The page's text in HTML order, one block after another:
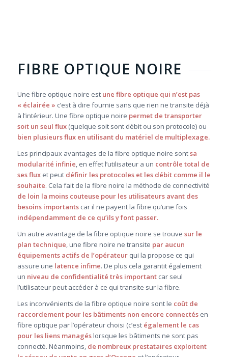
FIBRE OPTIQUE NOIRE
Une fibre optique noire est une fibre optique qui n’est pas
« éclairée » c’est à dire fournie sans que rien ne transite déjà
à l’intérieur. Une fibre optique noire permet de transporter
soit un seul flux(quelque soit sont débit ou son protocole) ou
bien plusieurs flux en utilisant du matériel de multiplexage.
Les principaux avantages de la fibre optique noire sontsa
modularité infinie, en effet l’utilisateur a un contrôle total de
ses fluxet peut définir les protocoles et les débit comme il le
souhaite. Cela fait de la fibre noire la méthode de connectivité
de loin la moins couteuse pour les utilisateurs avant des
besoins importantscar il ne payent la fibre qu’une fois
indépendamment de ce qu’ils y font passer.
Un autre avantage de la fibre optique noire se trouve sur le
plan technique, une fibre noire ne transite par aucun
équipements actifs de l’opérateurqui la propose ce qui
assure une latence infime. De plus cela garantit également
un niveau de confidentialité très importantcar seul
l’utilisateur peut accéder à ce qui transite sur la fibre.
Les inconvénients de la fibre optique noire sont le coût de
raccordement pour les bâtiments non encore connectésen
fibre optique par l’opérateur choisi (c’est également le cas
pour les liens managéslorsque les bâtiments ne sont pas
connecté. Néanmoins, de nombreux prestataires exploitent